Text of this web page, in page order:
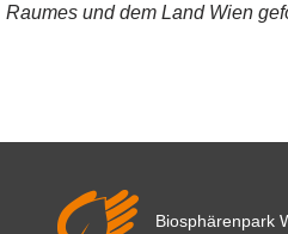
Raumes und dem Land Wien
Biosphärenpark